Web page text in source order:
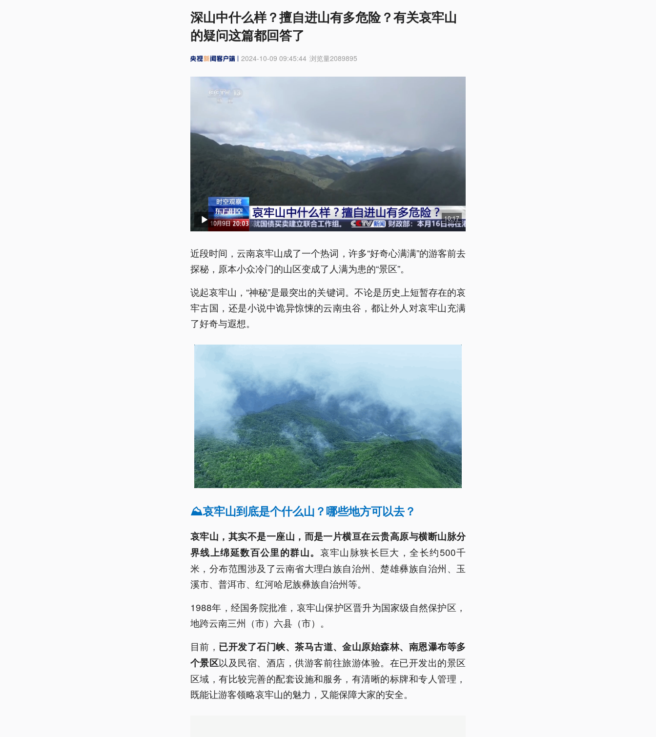
深山中什么样？擅自进山有多危险？有关哀牢山
的疑问这篇都回答了
2024-10-09 09:45:44 浏览量2089895
10:17
近段时间，云南哀牢山成了一个热词，许多“好奇心满满”的游客前去
探秘，原本小众冷门的山区变成了人满为患的“景区”。
说起哀牢山，“神秘”是最突出的关键词。不论是历史上短暂存在的哀
牢古国，还是小说中诡异惊悚的云南虫谷，都让外人对哀牢山充满
了好奇与遐想。
⛰️哀牢山到底是个什么山？哪些地方可以去？
哀牢山，其实不是一座山，而是一片横亘在云贵高原与横断山脉分
界线上绵延数百公里的群山。 哀牢山脉狭长巨大，全长约500千
米，分布范围涉及了云南省大理白族自治州、楚雄彝族自治州、玉
溪市、普洱市、红河哈尼族彝族自治州等。
1988年，经国务院批准，哀牢山保护区晋升为国家级自然保护区，
地跨云南三州（市）六县（市）。
目前， 已开发了石门峡、茶马古道、金山原始森林、南恩瀑布等多
个景区以及民宿、酒店，供游客前往旅游体验。在已开发出的景区
区域，有比较完善的配套设施和服务，有清晰的标牌和专人管理，
既能让游客领略哀牢山的魅力，又能保障大家的安全。